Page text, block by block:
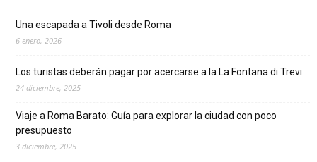
Una escapada a Tivoli desde Roma
6 enero, 2026
Los turistas deberán pagar por acercarse a la La Fontana di Trevi
24 diciembre, 2025
Viaje a Roma Barato: Guía para explorar la ciudad con poco
presupuesto
3 diciembre, 2025